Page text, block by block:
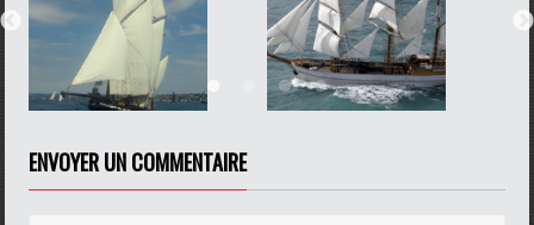
ENVOYER UN COMMENTAIRE